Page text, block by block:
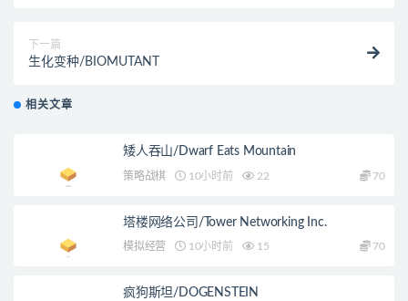
下一篇
生化变种/BIOMUTANT
相关文章
矮人吞山/Dwarf Eats Mountain
策略战棋 10小时前 22 70
塔楼网络公司/Tower Networking Inc.
模拟经营 10小时前 15 70
疯狗斯坦/DOGENSTEIN